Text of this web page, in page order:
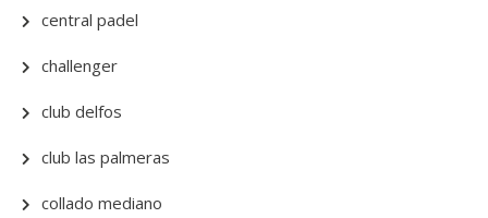
central padel
challenger
club delfos
club las palmeras
collado mediano